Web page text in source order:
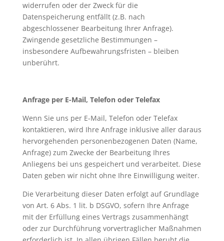
widerrufen oder der Zweck für die
Datenspeicherung entfällt (z.B. nach
abgeschlossener Bearbeitung Ihrer Anfrage).
Zwingende gesetzliche Bestimmungen –
insbesondere Aufbewahrungsfristen – bleiben
unberührt.
Anfrage per E-Mail, Telefon oder Telefax
Wenn Sie uns per E-Mail, Telefon oder Telefax
kontaktieren, wird Ihre Anfrage inklusive aller daraus
hervorgehenden personenbezogenen Daten (Name,
Anfrage) zum Zwecke der Bearbeitung Ihres
Anliegens bei uns gespeichert und verarbeitet. Diese
Daten geben wir nicht ohne Ihre Einwilligung weiter.
Die Verarbeitung dieser Daten erfolgt auf Grundlage
von Art. 6 Abs. 1 lit. b DSGVO, sofern Ihre Anfrage
mit der Erfüllung eines Vertrags zusammenhängt
oder zur Durchführung vorvertraglicher Maßnahmen